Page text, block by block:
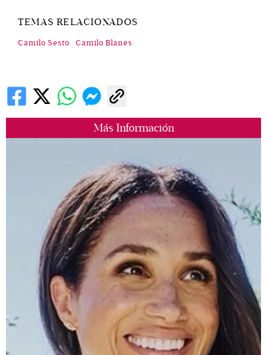
Más Información
TEMAS RELACIONADOS
Camilo Sesto Camilo Blanes